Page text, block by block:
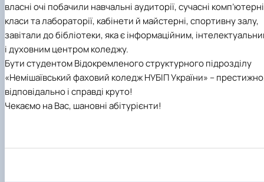
власні очі побачили навчальні аудиторії, сучасні комп’ютерні
класи та лабораторії, кабінети й майстерні, спортивну залу,
завітали до бібліотеки, яка є інформаційним,
і духовним центром коледжу.
Бути студентом Відокремленого структурного підрозділу
«Немішаївський фаховий коледж НУБІП України» –
відповідально і справді круто!
Чекаємо на Вас, шановні абітурієнти!